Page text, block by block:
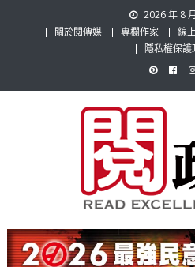
2026 年 8
關於閱傳媒
專欄作家 線
隱私權保護
閱政治 Read
題，也要專業評論，閱政治與多元的
讓讀者有最多元